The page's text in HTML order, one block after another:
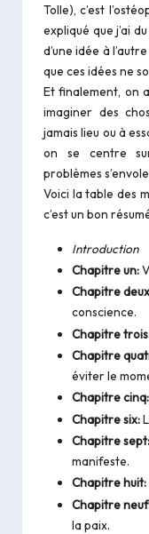
Tolle), c’est
expliqué que j’ai
d’une idée à
que ces idées ne
Et finalement, on
imaginer des
jamais lieu ou à
on se centre
problèmes
Voici la table des
c’est un bon
Introduction
Chapitre un:
Chapitre
conscience.
Chapitre
Chapitre
éviter le
Chapitre cinq:
Chapitre six:
Chapitre sept:
manifeste.
Chapitre huit:
Chapitre
la paix.